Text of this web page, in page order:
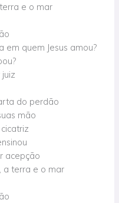
e o mar
em quem Jesus amou?
do perdão
mão
acepção
a terra e o mar